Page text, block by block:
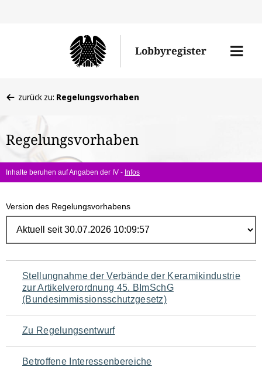
Lobbyregister
Menü
befinden
hier:
zurück zu: Regelungsvorhaben
Regelungsvorhaben
Inhalte beruhen auf Angaben der IV - Infos
Version des Regelungsvorhabens
Navigation
für
den
Seiteninhalt
Stellungnahme der Verbände der Keramikindustrie
zur Artikelverordnung 45. BImSchG
(Bundesimmissionsschutzgesetz)
Zu Regelungsentwurf
Betroffene Interessenbereiche